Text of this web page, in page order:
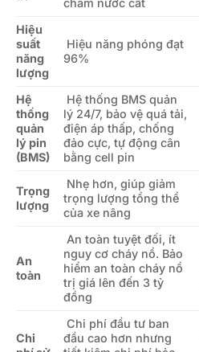
Hiệu
suất
năng
lượng
Hiệu năng phóng đạt
96%
Hệ
thống
quản
lý pin
(BMS)
Hệ thống BMS quản
lý 24/7, bảo vệ quá tải,
điện áp thấp, chống
đảo cực, tự động cân
bằng cell pin
Trọng
lượng
Nhẹ hơn, giúp giảm
trọng lượng tổng thể
của xe nâng
An
toàn
An toàn tuyệt đối, ít
nguy cơ cháy nổ. Bảo
hiểm an toàn cháy nổ
trị giá lên đến 3 tỷ
đồng
Chi
Chi phí đầu tư ban
đầu cao hơn nhưng